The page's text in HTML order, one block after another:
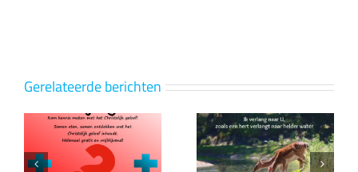
Gerelateerde berichten